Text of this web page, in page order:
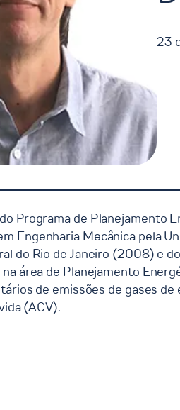
23
Programa de Planejamento
Engenharia Mecânica pela
do Rio de Janeiro (2008) e
área de Planejamento
de emissões de gases
(ACV).